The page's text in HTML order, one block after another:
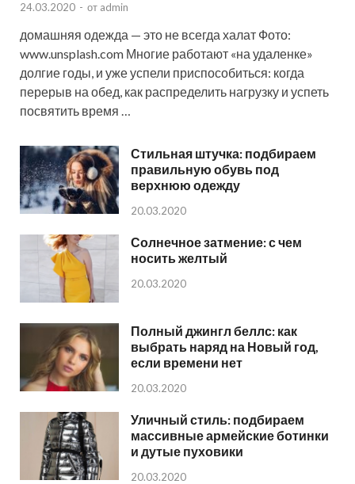
24.03.2020 - от admin
домашняя одежда — это не всегда халат Фото:
www.unsplash.com Многие работают «на удаленке»
долгие годы, и уже успели приспособиться: когда
перерыв на обед, как распределить нагрузку и успеть
посвятить время …
Стильная штучка: подбираем
правильную обувь под
верхнюю одежду
20.03.2020
Солнечное затмение: с чем
носить желтый
20.03.2020
Полный джингл беллс: как
выбрать наряд на Новый год,
если времени нет
20.03.2020
Уличный стиль: подбираем
массивные армейские ботинки
и дутые пуховики
20.03.2020